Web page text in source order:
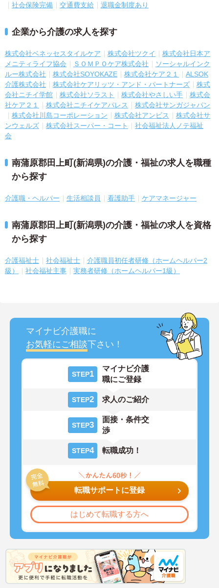
社会保険完備
交通費支給 退職金制度あり
企業から介護の求人を探す
株式会社ベネッセスタイルケア 株式会社ツクイ
株式会社日本ア
メニティライフ協会
ＳＯＭＰＯケア株式会社
ソーシャルインク
ルー株式会社
株式会社SOYOKAZE 株式会社ケア２１
ALSOK
介護株式会社
株式会社ケアリッツ・アンド・パートナーズ
株式
会社ニチイ学館
株式会社ソラスト 株式会社やさしい手
株式会
社ケア２１
株式会社ニチイケアパレス
株式会社サンガジャパン
株式会社川島コーポレーション
株式会社アンビス
株式会社サ
ンウェルズ
株式会社スーパー・コート
社会福祉法人ノテ福祉
会
南蒲原郡田上町(新潟県)の介護・福祉の求人を職種
から探す
介護職・ヘルパー 生活相談員 看護助手 ケアマネージャー
南蒲原郡田上町(新潟県)の介護・福祉の求人を資格
から探す
介護福祉士 社会福祉士
介護職員初任者研修（ホームヘルパー2
級）
社会福祉主事 実務者研修（ホームヘルパー1級）
マイナビ介護職に
お気軽にご相談下さい！
STEP1
マイナビ介護
職にご登録
STEP2 求人のご紹介
STEP3
面接・条件交
渉
STEP4 転職成功！
転職サポートに登録
はじめて転職する方へ